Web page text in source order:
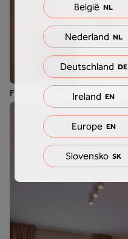
F096 - Île de Ré
België NL
Nederland NL
Deutschland DE
Ireland EN
Europe EN
Slovensko SK